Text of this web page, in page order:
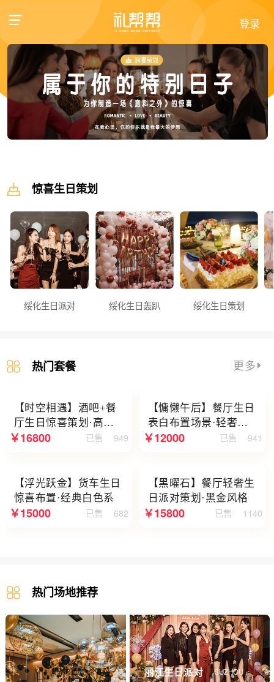
登录
惊喜生日策划
绥化生日派对 绥化生日轰趴 绥化生日策划
热门套餐 更多
【时空相遇】酒吧+餐
厅生日惊喜策划·高级
感蓝色系
￥16800 949
已售
【慵懒午后】餐厅生日
表白布置场景·轻奢白
色系
￥12000 941
已售
【浮光跃金】货车生日
惊喜布置·经典白色系
￥15000 682
已售
【黑曜石】餐厅轻奢生
日派对策划·黑金风格
￥15800 1140
已售
热门场地推荐
丽江生日派对 SUZHOU